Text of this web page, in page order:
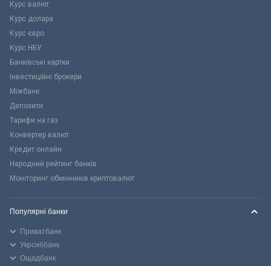
Курс валют
Курс долара
Курс євро
Курс НБУ
Банківські картки
Інвестиційні брокери
Міжбанк
Депозити
Тарифи на газ
Конвертер валют
Кредит онлайн
Народний рейтинг банків
Моніторинг обмінників криптовалют
Популярні банки
Приватбанк
Укрсиббанк
Ощадбанк